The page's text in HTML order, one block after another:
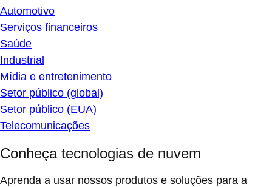
Automotivo
Serviços financeiros
Saúde
Industrial
Mídia e entretenimento
Setor público (global)
Setor público (EUA)
Telecomunicações
Conheça tecnologias de nuvem
Aprenda a usar nossos produtos e soluções para a